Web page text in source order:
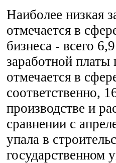
Наиболее низкая
отмечается в
бизнеса - всего
заработной
отмечается в
соответственно,
производстве и
сравнении с
упала в
государственном